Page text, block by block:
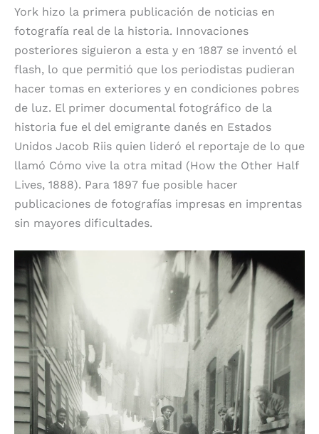
York hizo la primera publicación de noticias en
fotografía real de la historia. Innovaciones
posteriores siguieron a esta y en 1887 se inventó el
flash, lo que permitió que los periodistas pudieran
hacer tomas en exteriores y en condiciones pobres
de luz. El primer documental fotográfico de la
historia fue el del emigrante danés en Estados
Unidos Jacob Riis quien lideró el reportaje de lo que
llamó Cómo vive la otra mitad (How the Other Half
Lives, 1888). Para 1897 fue posible hacer
publicaciones de fotografías impresas en imprentas
sin mayores dificultades.